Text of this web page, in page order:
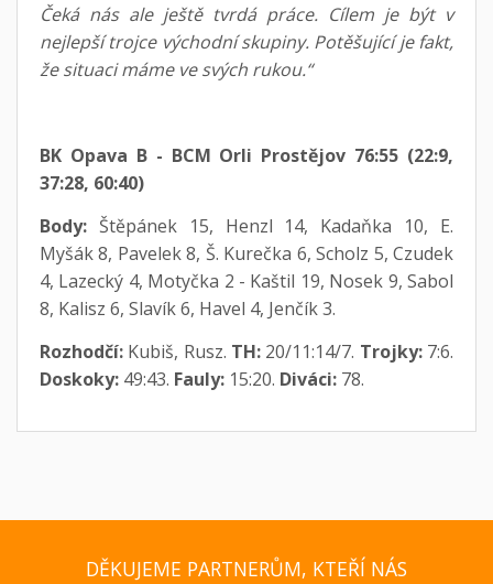
Čeká nás ale ještě tvrdá práce. Cílem je být v
nejlepší trojce východní skupiny. Potěšující je fakt,
že situaci máme ve svých rukou.“
BK Opava B - BCM Orli Prostějov 76:55 (22:9,
37:28, 60:40)
Body:Štěpánek 15, Henzl 14, Kadaňka 10, E.
Myšák 8, Pavelek 8, Š. Kurečka 6, Scholz 5, Czudek
4, Lazecký 4, Motyčka 2 - Kaštil 19, Nosek 9, Sabol
8, Kalisz 6, Slavík 6, Havel 4, Jenčík 3.
Rozhodčí:Kubiš, Rusz. TH: 20/11:14/7. Trojky:7:6.
Doskoky:49:43. Fauly:15:20. Diváci:78.
DĚKUJEME PARTNERŮM, KTEŘÍ NÁS